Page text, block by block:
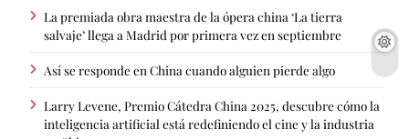
La premiada obra maestra de la ópera china ‘La tierra
salvaje’ llega a Madrid por primera vez en septiembre
Así se responde en China cuando alguien pierde algo
Larry Levene, Premio Cátedra China 2025, descubre cómo la
inteligencia artificial está redefiniendo el cine y la industria